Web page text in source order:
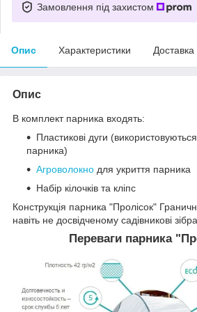
Замовлення під захистом
Опис Характеристики Доставка
Опис
В комплект парника входять:
Пластикові дуги
парника)
Агроволокно для укриття парника
Набір кілочків та кліпс
Конструкція парника "Пролісок"
навіть не досвідченому садівникові
Переваги парника